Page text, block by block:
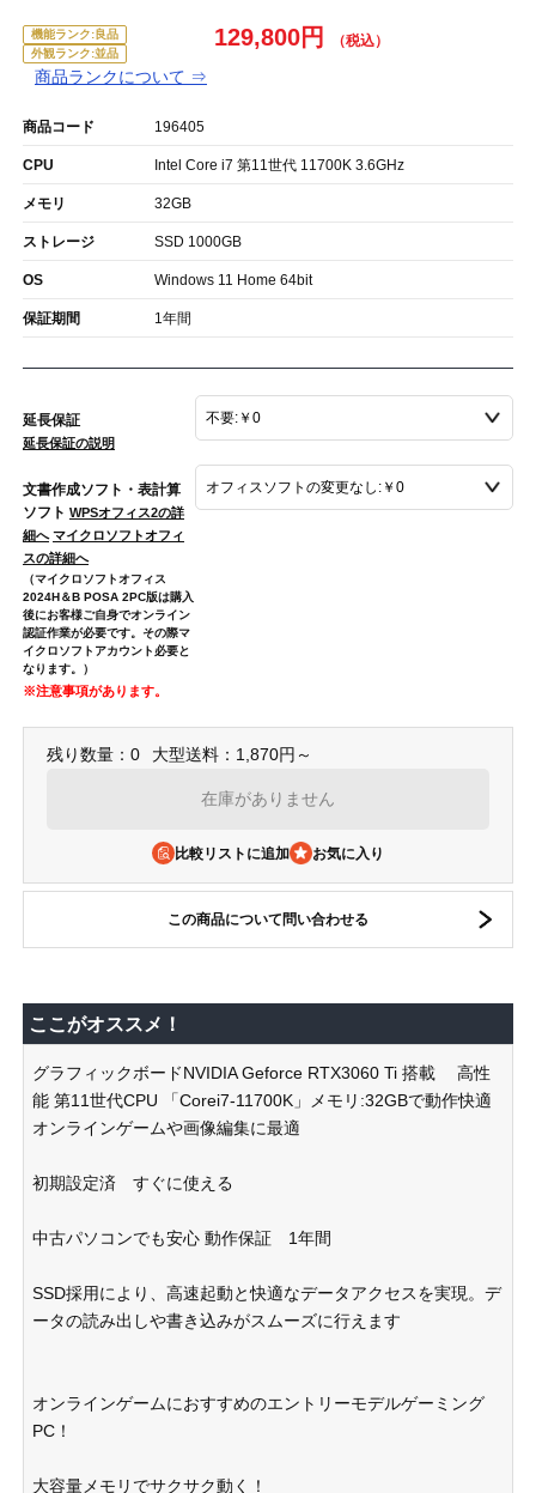
機能ランク:良品
外観ランク:並品
商品ランクについて ⇒
129,800円
商品コード 196405
CPU Intel Core i7 第11世代 11700K 3.6GHz
メモリ 32GB
ストレージ SSD 1000GB
OS Windows 11 Home 64bit
保証期間 1年間
延長保証
延長保証の説明
文書作成ソフト・表計算
ソフト WPSオフィス2の詳
細へ マイクロソフトオフィ
スの詳細へ
（マイクロソフトオフィス
2024H＆B POSA 2PC版は購入
後にお客様ご自身でオンライン
認証作業が必要です。その際マ
イクロソフトアカウント必要と
なります。）
※注意事項があります。
残り数量：0 大型送料：1,870円～
在庫がありません
比較リストに追加
この商品について問い合わせる
ここがオススメ！
グラフィックボードNVIDIA Geforce RTX3060 Ti 搭載 高性
能 第11世代CPU 「Corei7-11700K」メモリ:32GBで動作快適
オンラインゲームや画像編集に最適
初期設定済 すぐに使える
中古パソコンでも安心 動作保証 1年間
SSD採用により、高速起動と快適なデータアクセスを実現。デ
ータの読み出しや書き込みがスムーズに行えます
オンラインゲームにおすすめのエントリーモデルゲーミング
PC！
大容量メモリでサクサク動く！